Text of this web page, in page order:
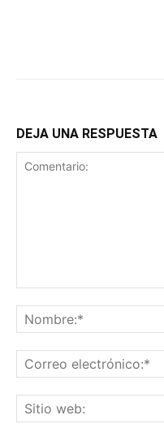
DEJA UNA RESPUESTA